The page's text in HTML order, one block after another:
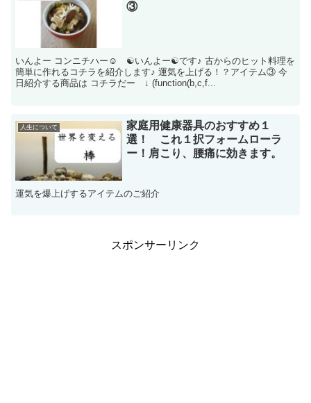
③
いんよー コンニチハー☺ ☯いんよー☯です♪ 古からのヒット料理を
簡単に作れるコチラを紹介します♪ 運気を上げる！？アイテム③ 今
日紹介する商品は コチラだー ↓ (function(b,c,f...
人生について
家庭用健康器具のおすすめ１
選！ これ１択フォームローラ
ー！肩こり、腰痛に効きます。
運気を爆上げするアイテムのご紹介
スポンサーリンク